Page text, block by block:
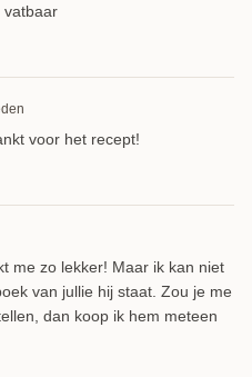
vatbaar
voor het recept!
me zo lekker! Maar ik kan niet
van jullie hij staat. Zou je me
dan koop ik hem meteen